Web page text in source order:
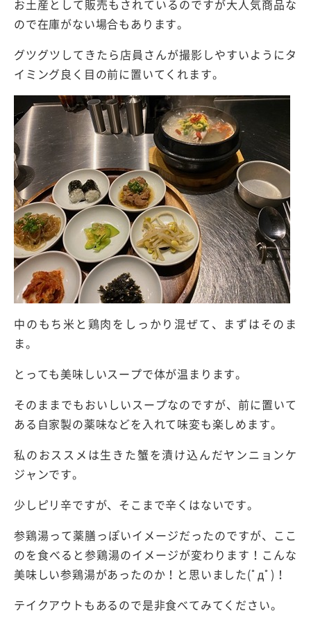
お土産として販売もされているのですが大人気商品な
ので在庫がない場合もあります。
グツグツしてきたら店員さんが撮影しやすいようにタ
イミング良く目の前に置いてくれます。
中のもち米と鶏肉をしっかり混ぜて、まずはそのま
ま。
とっても美味しいスープで体が温まります。
そのままでもおいしいスープなのですが、前に置いて
ある自家製の薬味などを入れて味変も楽しめます。
私のおススメは生きた蟹を漬け込んだヤンニョンケ
ジャンです。
少しピリ辛ですが、そこまで辛くはないです。
参鶏湯って薬膳っぽいイメージだったのですが、ここ
のを食べると参鶏湯のイメージが変わります！こんな
美味しい参鶏湯があったのか！と思いました(ﾟдﾟ)！
テイクアウトもあるので是非食べてみてください。